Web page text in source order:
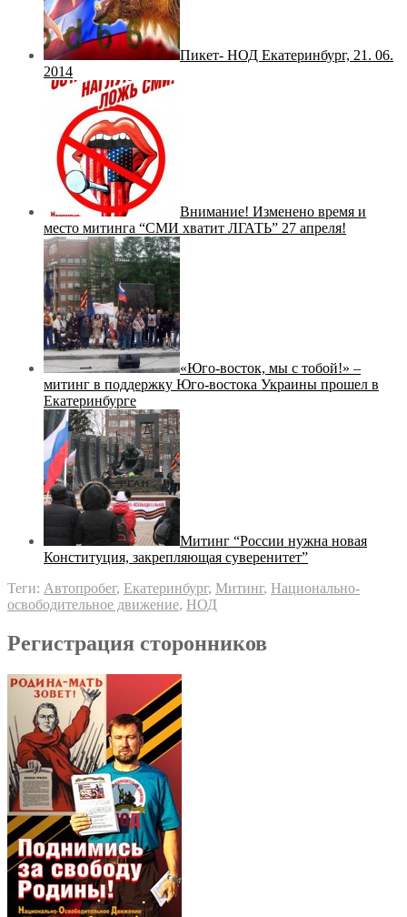
Пикет- НОД Екатеринбург, 21. 06.
2014
Внимание! Изменено время и
место митинга “СМИ хватит ЛГАТЬ” 27 апреля!
«Юго-восток, мы с тобой!» –
митинг в поддержку Юго-востока Украины прошел в
Екатеринбурге
Митинг “России нужна новая
Конституция, закрепляющая суверенитет”
Теги: Автопробег, Екатеринбург, Митинг, Национально-
освободительное движение, НОД
Регистрация сторонников